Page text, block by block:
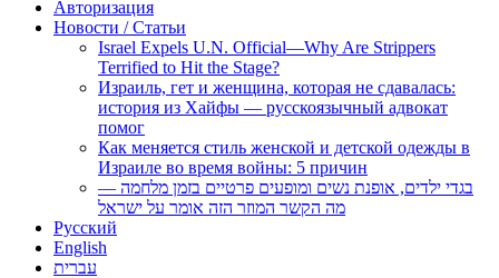
Авторизация
Новости / Статьи
Israel Expels U.N. Official—Why Are Strippers
Terrified to Hit the Stage?
Израиль, гет и женщина, которая не сдавалась:
история из Хайфы — русскоязычный адвокат
помог
Как меняется стиль женской и детской одежды в
Израиле во время войны: 5 причин
בגדי ילדים, אופנת נשים ומופעים פרטיים בזמן מלחמה —
מה הקשר המוזר הזה אומר על ישראל
Русский
English
עברית